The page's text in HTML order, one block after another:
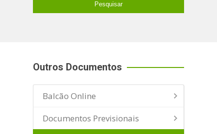
Outros Documentos
Balcão Online
Documentos Previsionais